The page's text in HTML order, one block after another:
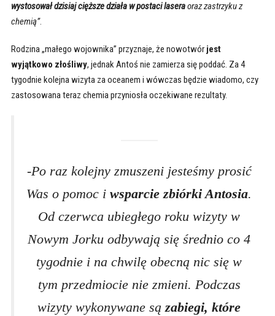
wystosował dzisiaj cięższe działa w postaci laseraoraz zastrzyku z
chemią”.
Rodzina „małego wojownika” przyznaje, że nowotwór jest
wyjątkowo złośliwy, jednak Antoś nie zamierza się poddać. Za 4
tygodnie kolejna wizyta za oceanem i wówczas będzie wiadomo, czy
zastosowana teraz chemia przyniosła oczekiwane rezultaty.
-Po raz kolejny zmuszeni jesteśmy prosić
Was o pomoc i wsparcie zbiórki Antosia.
Od czerwca ubiegłego roku wizyty w
Nowym Jorku odbywają się średnio co 4
tygodnie i na chwilę obecną nic się w
tym przedmiocie nie zmieni. Podczas
wizyty wykonywane sązabiegi, które